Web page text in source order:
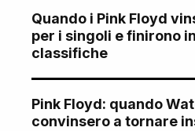
Quando i Pink Floyd
per i singoli e finirono
classifiche
Pink Floyd: quando
convinsero a tornare